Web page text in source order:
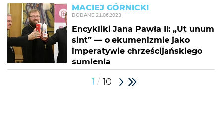
MACIEJ GÓRNICKI
DODANE 21.06.2023
Encykliki Jana Pawła II: „Ut unum
sint” — o ekumenizmie jako
imperatywie chrześcijańskiego
sumienia
1 / 10